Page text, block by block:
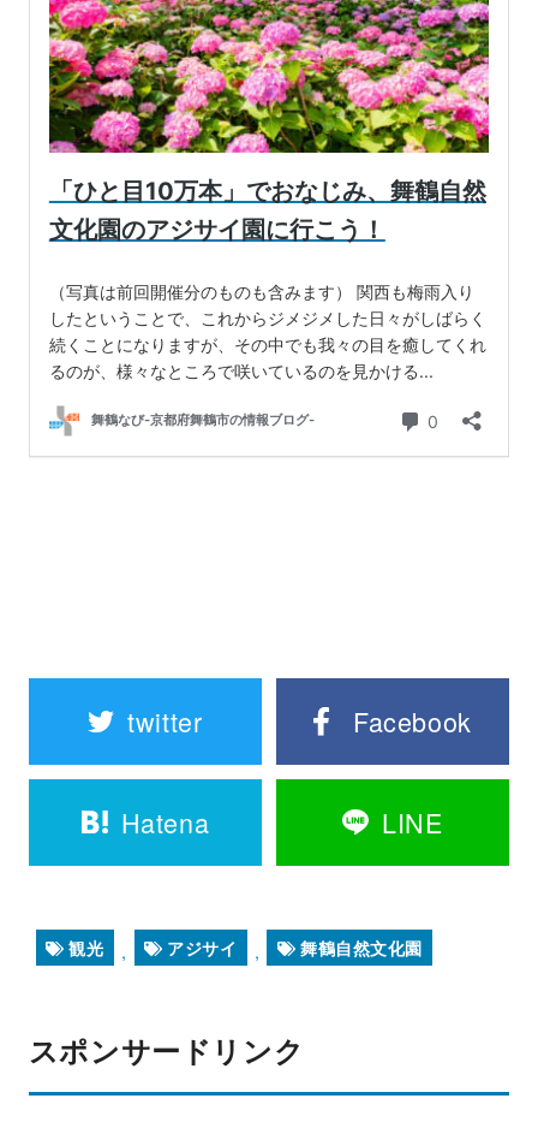
twitter Facebook
Hatena LINE
観光 , アジサイ , 舞鶴自然文化園
スポンサードリンク